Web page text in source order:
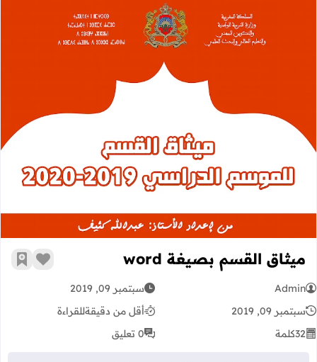
ميثاق القسم بصيغة word
ميثاق القسم بصيغة word زر أضف
Admin
سبتمبر 09, 2019
سبتمبر 09, 2019
أقل من دقيقةللقراءة
32كلمة 0 تعليق